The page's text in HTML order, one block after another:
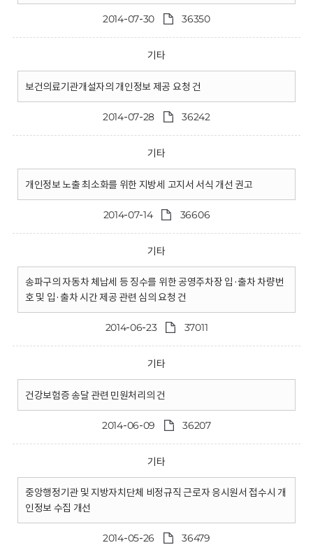
2014-07-30 36350
기타
보건의료기관개설자의 개인정보 제공 요청 건
2014-07-28 36242
기타
개인정보 노출 최소화를 위한 지방세 고지서 서식 개선 권고
2014-07-14 36606
기타
송파구의 자동차 체납세 등 징수를 위한 공영주차장 입·출차 차량번
호 및 입·출차 시간 제공 관련 심의 요청 건
2014-06-23 37011
기타
건강보험증 송달 관련 민원처리의 건
2014-06-09 36207
기타
중앙행정기관 및 지방자치단체 비정규직 근로자 응시원서 접수시 개
인정보 수집 개선
2014-05-26 36479